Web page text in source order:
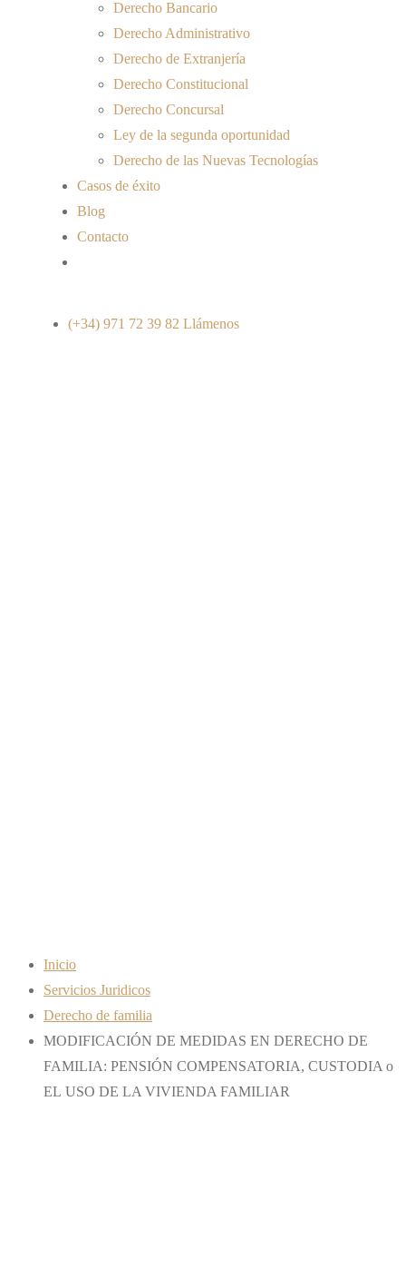
Derecho Bancario
Derecho Administrativo
Derecho de Extranjería
Derecho Constitucional
Derecho Concursal
Ley de la segunda oportunidad
Derecho de las Nuevas Tecnologías
Casos de éxito
Blog
Contacto
(+34) 971 72 39 82 Llámenos
Inicio
Servicios Juridicos
Derecho de familia
MODIFICACIÓN DE MEDIDAS EN DERECHO DE
FAMILIA: PENSIÓN COMPENSATORIA, CUSTODIA o
EL USO DE LA VIVIENDA FAMILIAR